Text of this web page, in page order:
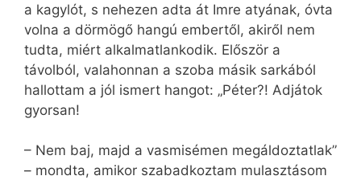
a kagylót, s nehezen adta át Imre atyának, óvta
volna a dörmögő hangú embertől, akiről nem
tudta, miért alkalmatlankodik. Először a
távolból, valahonnan a szoba másik sarkából
hallottam a jól ismert hangot: „Péter?! Adjátok
gyorsan!
– Nem baj, majd a vasmisémen megáldoztatlak”
– mondta, amikor szabadkoztam mulasztásom